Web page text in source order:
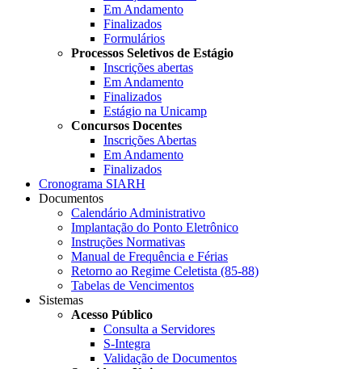
Em Andamento
Finalizados
Formulários
Processos Seletivos de Estágio
Inscrições abertas
Em Andamento
Finalizados
Estágio na Unicamp
Concursos Docentes
Inscrições Abertas
Em Andamento
Finalizados
Cronograma SIARH
Documentos
Calendário Administrativo
Implantação do Ponto Eletrônico
Instruções Normativas
Manual de Frequência e Férias
Retorno ao Regime Celetista (85-88)
Tabelas de Vencimentos
Sistemas
Acesso Público
Consulta a Servidores
S-Integra
Validação de Documentos